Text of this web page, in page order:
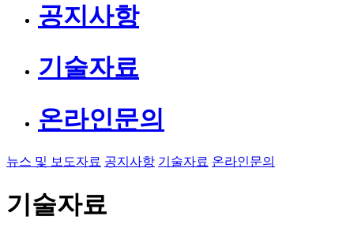
공지사항
기술자료
온라인문의
뉴스 및 보도자료 공지사항 기술자료 온라인문의
기술자료